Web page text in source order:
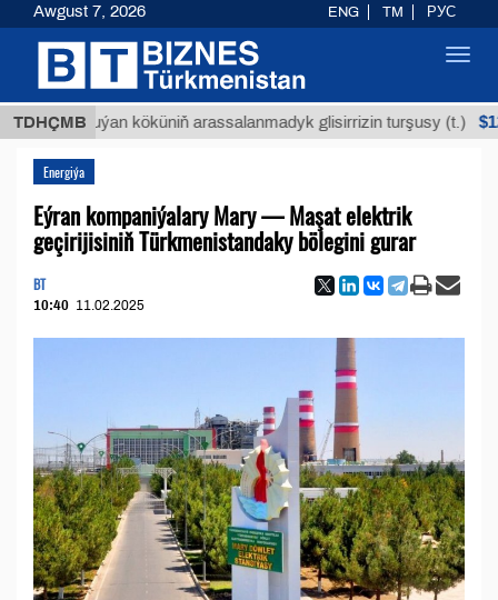
TDHÇMB
Buýan köküniň arassalanmadyk glisirrizin turşusy (t.)
Energiýa
Eýran kompaniýalary Mary — Maşat elektrik
geçirijisiniň Türkmenistandaky bölegini gurar
BT
10:40 11.02.2025
Awgust 7, 2026 ENG TM РУС